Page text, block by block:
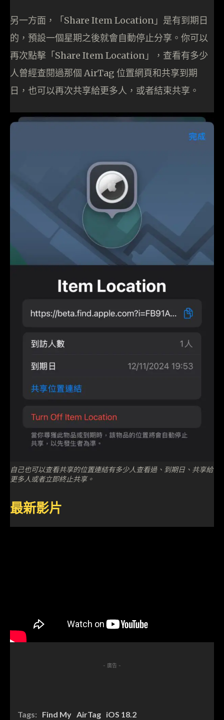
另一方面，「Share Item Location」是有到期日
的，預設一個星期之後就會自動停止分享。你可以
再次點擊「Share Item Location」，查看有多少
人曾經查閱過那個 AirTag 位置網頁和共享到期
日，也可以再次共享給更多人，或者結束共享。
自己也可以查看共享的位置連結有多少人查看過、到期日、共享給
更多人或者立即終止共享。
最新影片
- 廣告 -
Tags: Find My AirTag iOS 18.2